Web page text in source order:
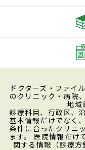
ドクターズ・ファイ
のクリニック・病院
地域
診療科目、行政区、
基本情報だけでなく
条件に合ったクリニ
ます。 医院情報だけ
関する情報（診療方